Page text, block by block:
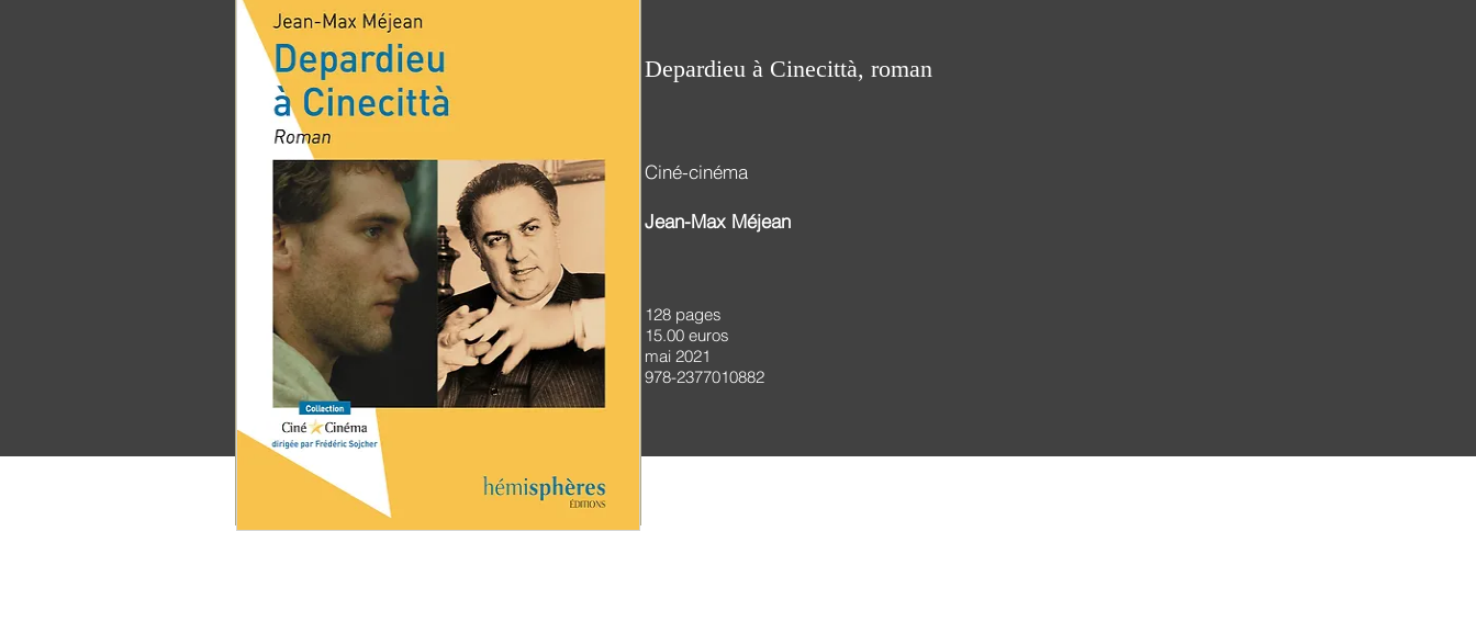
128 pages
15.00 euros
978-2377010882
mai 2021
Ciné-cinéma
Jean-Max Méjean
Depardieu à Cinecittà, roman